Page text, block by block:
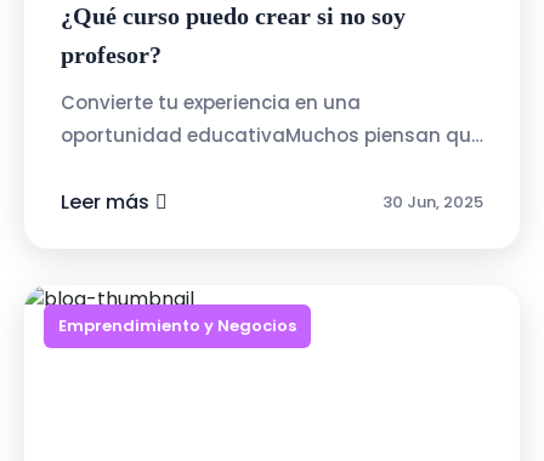
¿Qué curso puedo crear si no soy
profesor?
Convierte tu experiencia en una
oportunidad educativaMuchos piensan que
Talenty valoramos la experiencia real. Si
Leer más 30 Jun, 2025
Emprendimiento y Negocios